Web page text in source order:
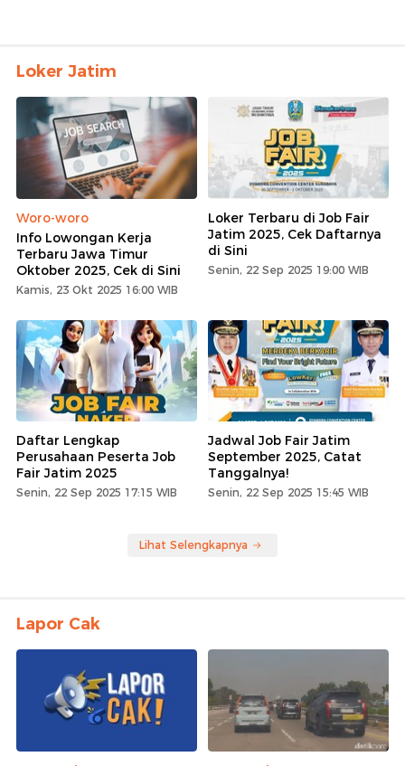
Loker Jatim
Woro-woro
Info Lowongan Kerja
Terbaru Jawa Timur
Oktober 2025, Cek di Sini
Kamis, 23 Okt 2025 16:00 WIB
Loker Terbaru di Job Fair
Jatim 2025, Cek Daftarnya
di Sini
Senin, 22 Sep 2025 19:00 WIB
Daftar Lengkap
Perusahaan Peserta Job
Fair Jatim 2025
Senin, 22 Sep 2025 17:15 WIB
Jadwal Job Fair Jatim
September 2025, Catat
Tanggalnya!
Senin, 22 Sep 2025 15:45 WIB
Lihat Selengkapnya
Lapor Cak